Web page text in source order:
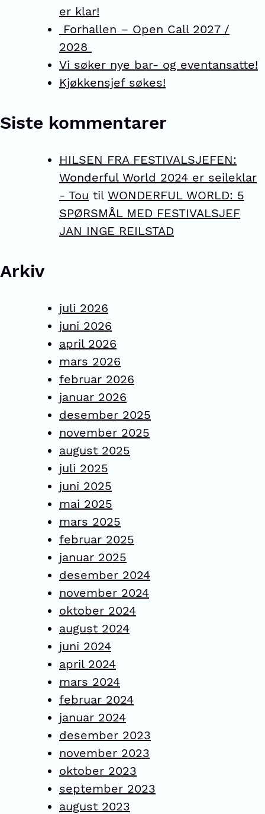
er klar!
Forhallen – Open Call 2027 /
2028
Vi søker nye bar- og eventansatte!
Kjøkkensjef søkes!
Siste kommentarer
HILSEN FRA FESTIVALSJEFEN:
Wonderful World 2024 er seileklar
- Tou til WONDERFUL WORLD: 5
SPØRSMÅL MED FESTIVALSJEF
JAN INGE REILSTAD
Arkiv
juli 2026
juni 2026
april 2026
mars 2026
februar 2026
januar 2026
desember 2025
november 2025
august 2025
juli 2025
juni 2025
mai 2025
mars 2025
februar 2025
januar 2025
desember 2024
november 2024
oktober 2024
august 2024
juni 2024
april 2024
mars 2024
februar 2024
januar 2024
desember 2023
november 2023
oktober 2023
september 2023
august 2023